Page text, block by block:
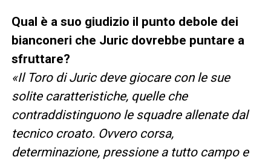
Qual è a suo giudizio il punto debole dei
bianconeri che Juric dovrebbe puntare a
sfruttare?
«Il Toro di Juric deve giocare con le sue
solite caratteristiche, quelle che
contraddistinguono le squadre allenate dal
tecnico croato. Ovvero corsa,
determinazione, pressione a tutto campo e